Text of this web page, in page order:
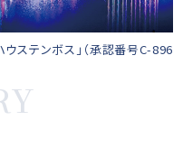
ステンボス」（承認番号C-896